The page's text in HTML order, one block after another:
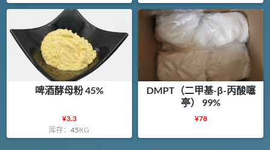
啤酒酵母粉 45%
¥3.3
库存：45KG
DMPT（二甲基-β-丙酸噻
亭） 99%
¥78